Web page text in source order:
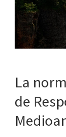
La
de